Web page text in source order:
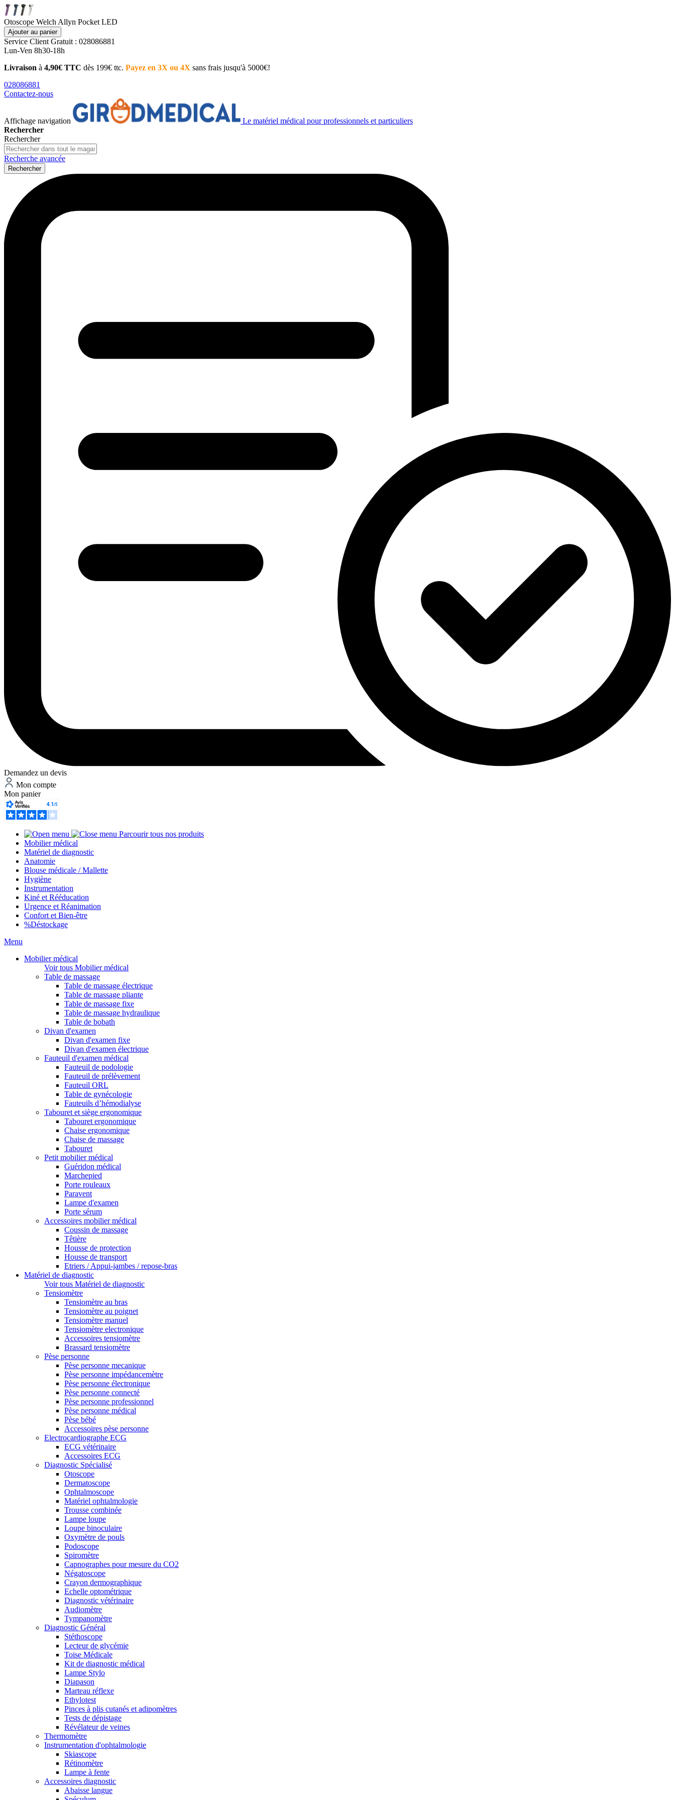
Otoscope Welch Allyn Pocket LED
Ajouter au panier
Service Client Gratuit : 028086881
Lun-Ven 8h30-18h
Livraison à 4,90€ TTC dès 199€ ttc. Payez en 3X ou 4X sans frais jusqu'à 5000€!
028086881
Contactez-nous
Affichage navigation
Le matériel médical pour professionnels et particuliers
Rechercher
Rechercher
Recherche avancée
Rechercher
Demandez un devis
Mon compte
Mon panier
Parcourir tous nos produits
Mobilier médical
Matériel de diagnostic
Anatomie
Blouse médicale / Mallette
Hygiène
Instrumentation
Kiné et Rééducation
Urgence et Réanimation
Confort et Bien-être
%Déstockage
Menu
Mobilier médical
Voir tous Mobilier médical
Table de massage
Table de massage électrique
Table de massage pliante
Table de massage fixe
Table de massage hydraulique
Table de bobath
Divan d'examen
Divan d'examen fixe
Divan d'examen électrique
Fauteuil d'examen médical
Fauteuil de podologie
Fauteuil de prélèvement
Fauteuil ORL
Table de gynécologie
Fauteuils d’hémodialyse
Tabouret et siège ergonomique
Tabouret ergonomique
Chaise ergonomique
Chaise de massage
Tabouret
Petit mobilier médical
Guéridon médical
Marchepied
Porte rouleaux
Paravent
Lampe d'examen
Porte sérum
Accessoires mobilier médical
Coussin de massage
Têtière
Housse de protection
Housse de transport
Etriers / Appui-jambes / repose-bras
Matériel de diagnostic
Voir tous Matériel de diagnostic
Tensiomètre
Tensiomètre au bras
Tensiomètre au poignet
Tensiomètre manuel
Tensiomètre electronique
Accessoires tensiomètre
Brassard tensiomètre
Pèse personne
Pèse personne mecanique
Pèse personne impédancemètre
Pèse personne électronique
Pèse personne connecté
Pèse personne professionnel
Pèse personne médical
Pèse bébé
Accessoires pèse personne
Electrocardiographe ECG
ECG vétérinaire
Accessoires ECG
Diagnostic Spécialisé
Otoscope
Dermatoscope
Ophtalmoscope
Matériel ophtalmologie
Trousse combinée
Lampe loupe
Loupe binoculaire
Oxymètre de pouls
Podoscope
Spiromètre
Capnographes pour mesure du CO2
Négatoscope
Crayon dermographique
Echelle optométrique
Diagnostic vétérinaire
Audiomètre
Tympanomètre
Diagnostic Général
Stéthoscope
Lecteur de glycémie
Toise Médicale
Kit de diagnostic médical
Lampe Stylo
Diapason
Marteau réflexe
Ethylotest
Pinces à plis cutanés et adipomètres
Tests de dépistage
Révélateur de veines
Thermomètre
Instrumentation d'ophtalmologie
Skiascope
Rétinomètre
Lampe à fente
Accessoires diagnostic
Abaisse langue